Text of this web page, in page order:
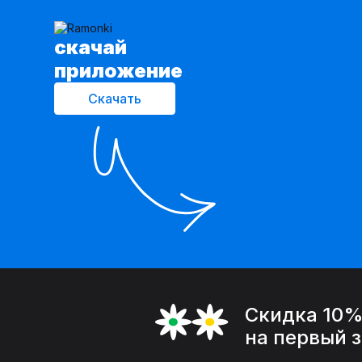
cкачай
приложение
Скачать
Скидка 10%
на первый